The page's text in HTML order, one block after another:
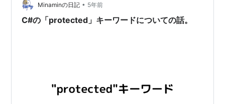
Minaminの日記 • 5年前
C#の「protected」キーワードについての話。